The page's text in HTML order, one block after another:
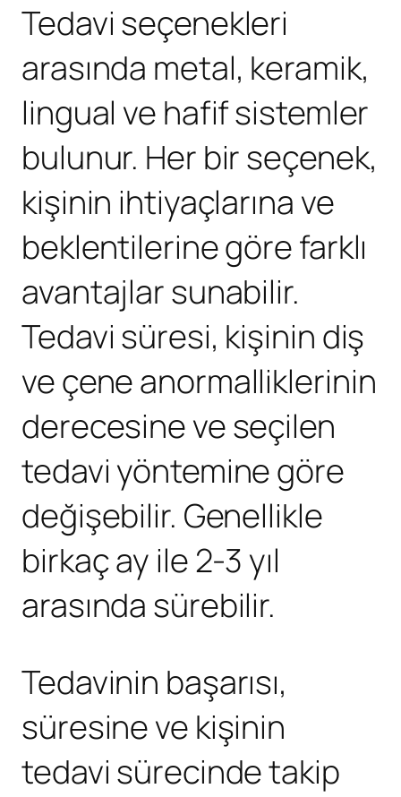
Tedavi seçenekleri
arasında metal, keramik,
lingual ve hafif sistemler
bulunur. Her bir seçenek,
kişinin ihtiyaçlarına ve
beklentilerine göre farklı
avantajlar sunabilir.
Tedavi süresi, kişinin diş
ve çene anormalliklerinin
derecesine ve seçilen
tedavi yöntemine göre
değişebilir. Genellikle
birkaç ay ile 2-3 yıl
arasında sürebilir.
Tedavinin başarısı,
süresine ve kişinin
tedavi sürecinde takip